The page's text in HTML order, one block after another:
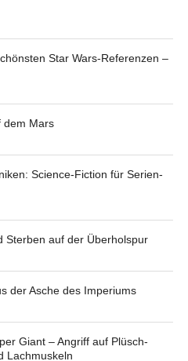
Star Wars-Referenzen –
dem Mars
Science-Fiction für Serien-
Sterben auf der Überholspur
der Asche des Imperiums
Giant – Angriff auf Plüsch-
Lachmuskeln